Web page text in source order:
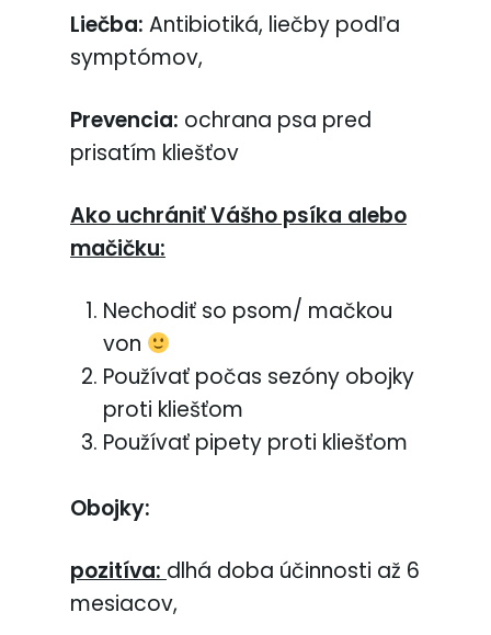
Liečba: Antibiotiká, liečby podľa
symptómov,
Prevencia: ochrana psa pred
prisatím kliešťov
Ako uchrániť Vášho psíka alebo
mačičku:
Nechodiť so psom/ mačkou
von
Používať počas sezóny obojky
proti kliešťom
Používať pipety proti kliešťom
Obojky:
pozitíva: dlhá doba účinnosti až 6
mesiacov,